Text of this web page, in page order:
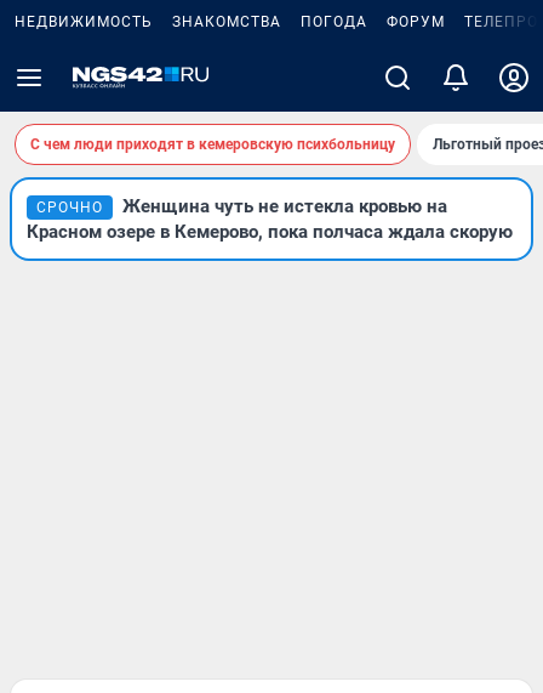
НЕДВИЖИМОСТЬ ЗНАКОМСТВА ПОГОДА ФОРУМ
С чем люди приходят в кемеровскую психбольницу Льготный
СРОЧНО
Женщина чуть не истекла кровью на
Красном озере в Кемерово, пока полчаса ждала скорую